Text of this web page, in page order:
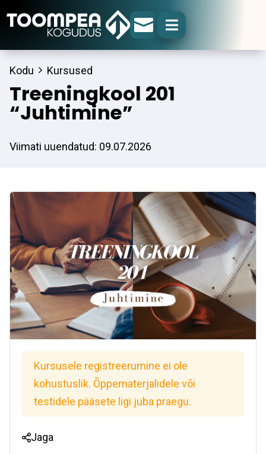
 
Kodu Kursused
Treeningkool 201
“Juhtimine”
Viimati uuendatud: 09.07.2026
Kursusele registreerumine ei ole
kohustuslik. Õppematerjalidele või
testidele pääsete ligi juba praegu.
Jaga